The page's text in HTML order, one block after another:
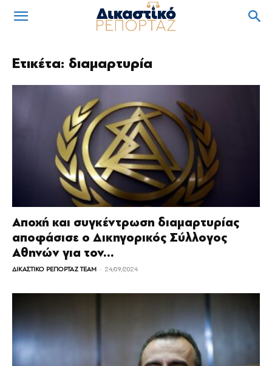
Ετικέτα: διαμαρτυρία
Αποχή και συγκέντρωση διαμαρτυρίας
αποφάσισε ο Δικηγορικός Σύλλογος
Αθηνών για τον...
ΔΙΚΑΣΤΙΚΟ ΡΕΠΟΡΤΑΖ TEAM - 24/09/2024